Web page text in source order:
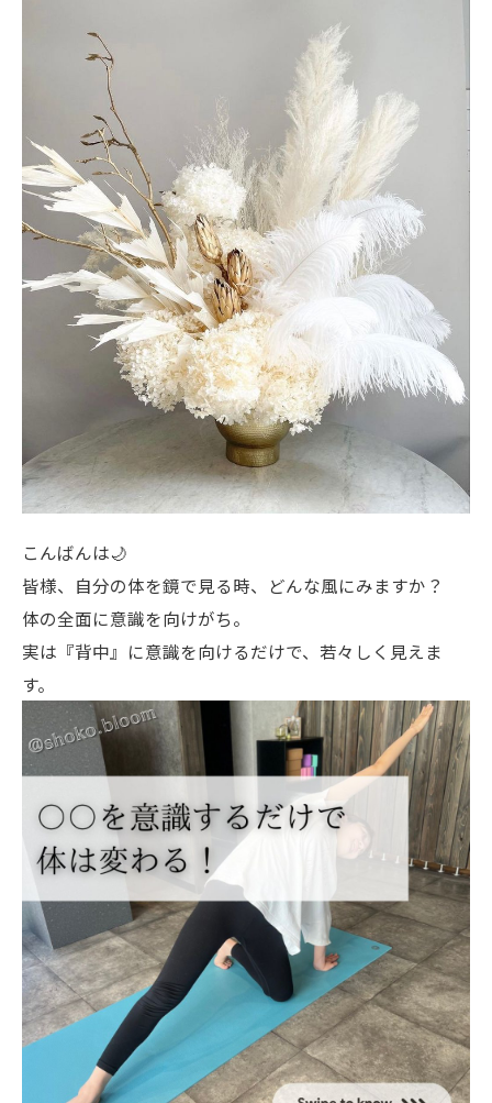
こんばんは🌙
皆様、自分の体を鏡で見る時、どんな風にみますか？
体の全面に意識を向けがち。
実は『背中』に意識を向けるだけで、若々しく見えま
す。